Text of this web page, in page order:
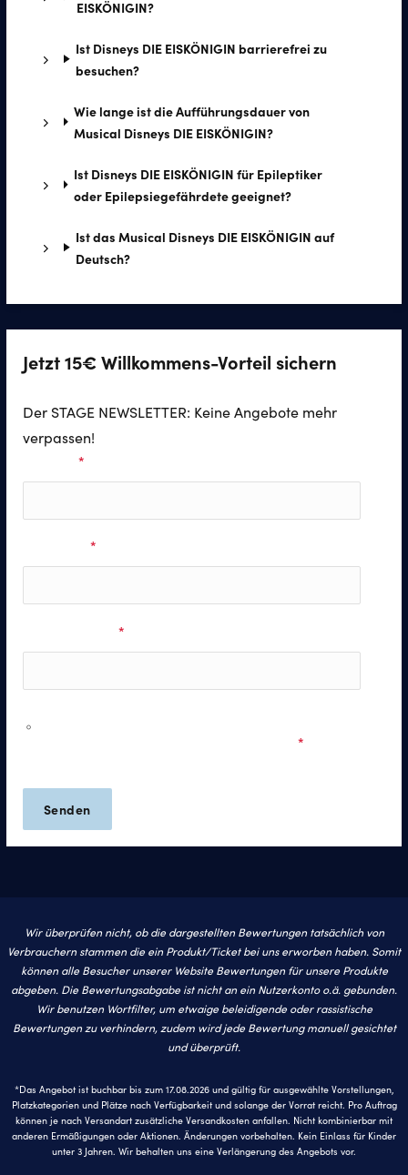
EISKÖNIGIN?
Ist Disneys DIE EISKÖNIGIN barrierefrei zu
besuchen?
Wie lange ist die Aufführungsdauer von
Musical Disneys DIE EISKÖNIGIN?
Ist Disneys DIE EISKÖNIGIN für Epileptiker
oder Epilepsiegefährdete geeignet?
Ist das Musical Disneys DIE EISKÖNIGIN auf
Deutsch?
Jetzt 15€ Willkommens-Vorteil sichern
Der STAGE NEWSLETTER: Keine Angebote mehr
verpassen!
*
*
*
*
Wir überprüfen nicht, ob die dargestellten Bewertungen tatsächlich von
Verbrauchern stammen die ein Produkt/Ticket bei uns erworben haben. Somit
können alle Besucher unserer Website Bewertungen für unsere Produkte
abgeben. Die Bewertungsabgabe ist nicht an ein Nutzerkonto o.ä. gebunden.
Wir benutzen Wortfilter, um etwaige beleidigende oder rassistische
Bewertungen zu verhindern, zudem wird jede Bewertung manuell gesichtet
und überprüft.
*Das Angebot ist buchbar bis zum 17.08.2026 und gültig für ausgewählte Vorstellungen,
Platzkategorien und Plätze nach Verfügbarkeit und solange der Vorrat reicht. Pro Auftrag
können je nach Versandart zusätzliche Versandkosten anfallen. Nicht kombinierbar mit
anderen Ermäßigungen oder Aktionen. Änderungen vorbehalten. Kein Einlass für Kinder
unter 3 Jahren. Wir behalten uns eine Verlängerung des Angebots vor.